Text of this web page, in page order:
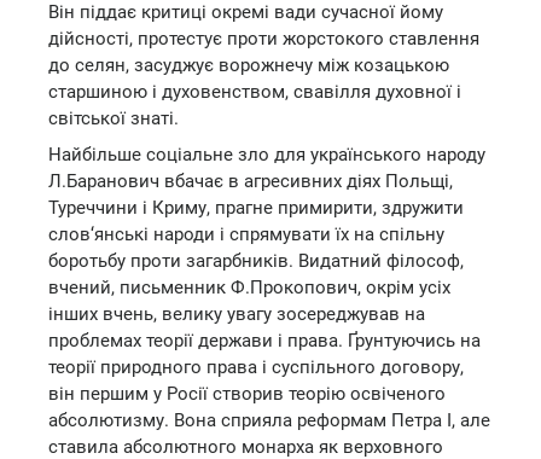
Він піддає критиці окремі вади сучасної йому
дійсності, протестує проти жорстокого ставлення
до селян, засуджує ворожнечу між козацькою
старшиною і духовенством, свавілля духовної і
світської знаті.
Найбільше соціальне зло для українського народу
Л.Баранович вбачає в агресивних діях Польщі,
Туреччини і Криму, прагне примирити, здружити
слов‘янські народи і спрямувати їх на спільну
боротьбу проти загарбників. Видатний філософ,
вчений, письменник Ф.Прокопович, окрім усіх
інших вчень, велику увагу зосереджував на
проблемах теорії держави і права. Ґрунтуючись на
теорії природного права і суспільного договору,
він першим у Росії створив теорію освіченого
абсолютизму. Вона сприяла реформам Петра І, але
ставила абсолютного монарха як верховного